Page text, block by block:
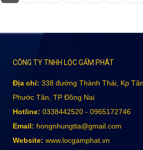
CÔNG TY TNHH LỘC GẤM PHÁT
Địa chỉ: 338 đường Thành Thái, Kp
Phước Tân, TP Đồng Nai
Hotline: 0338442520 - 0965172746
Email: hongnhungtta@gmail.com
Website: www.locgamphat.vn